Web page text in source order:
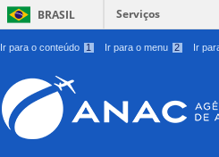
Ir para o conteúdo 1 Ir para o menu 2 Ir
BRASIL Serviços